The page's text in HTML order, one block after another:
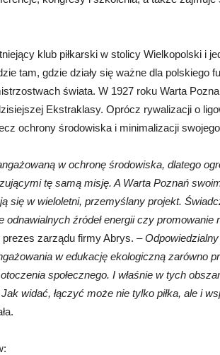
klub piłkarski w stolicy Wielkopolski i
tam, gdzie działy się ważne dla polskiego
świata. W 1927 roku Warta
Ekstraklasy. Oprócz rywalizacji o
ochrony środowiska i minimalizacji
w ochronę środowiska, dlatego
tę samą misję. A Warta Poznań
się w wieloletni, przemyślany projekt.
źródeł energii czy promowanie
zarządu firmy Abrys. –
w edukację ekologiczną zarówno
społecznego. I właśnie w tych
widać, łączyć może nie tylko piłka, ale i